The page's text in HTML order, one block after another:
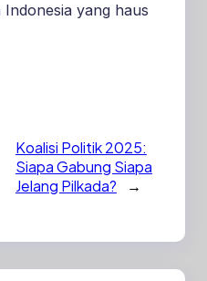
yang haus
Koalisi Politik 2025:
Siapa Gabung Siapa
Jelang Pilkada?
→